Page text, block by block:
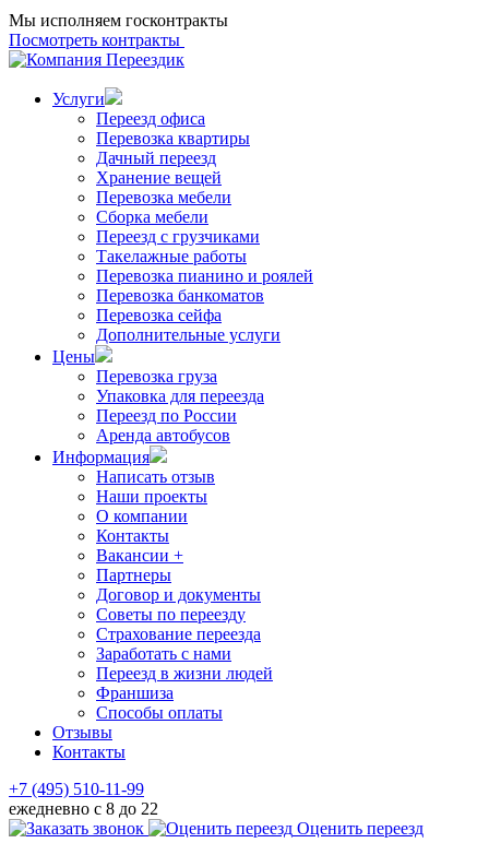
Мы исполняем госконтракты
Посмотреть контракты
Услуги
Переезд офиса
Перевозка квартиры
Дачный переезд
Хранение вещей
Перевозка мебели
Сборка мебели
Переезд с грузчиками
Такелажные работы
Перевозка пианино и роялей
Перевозка банкоматов
Перевозка сейфа
Дополнительные услуги
Цены
Перевозка груза
Упаковка для переезда
Переезд по России
Аренда автобусов
Информация
Написать отзыв
Наши проекты
О компании
Контакты
Вакансии +
Партнеры
Договор и документы
Советы по переезду
Страхование переезда
Заработать с нами
Переезд в жизни людей
Франшиза
Способы оплаты
Отзывы
Контакты
+7 (495) 510-11-99
ежедневно с 8 до 22
Оценить переезд